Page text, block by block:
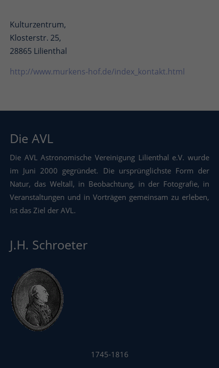
Kulturzentrum,
Klosterstr. 25,
28865 Lilienthal
http://www.murkens-hof.de/index_kontakt.html
Die AVL
Die AVL Astronomische Vereinigung Lilienthal e.V. wurde
im Juni 2000 gegründet. Die ursprünglichste Form der
Natur, das Weltall, in Beobachtung, in der Fotografie, in
Veranstaltungen und in Vorträgen gemeinsam zu erleben,
ist das Ziel der AVL.
J.H. Schroeter
1745-1816